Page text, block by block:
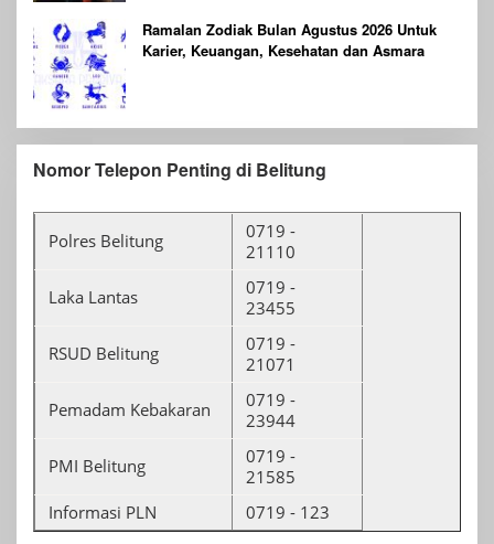
Ramalan Zodiak Bulan Agustus 2026 Untuk
Karier, Keuangan, Kesehatan dan Asmara
Nomor Telepon Penting di Belitung
Polres Belitung
0719 -
21110
Laka Lantas
0719 -
23455
RSUD Belitung
0719 -
21071
Pemadam Kebakaran
0719 -
23944
PMI Belitung
0719 -
21585
Informasi PLN
0719 - 123